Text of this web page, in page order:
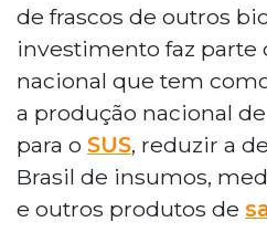
de frascos de outros
investimento faz parte
nacional que tem
a produção nacional
para o SUS, reduzir a
Brasil de insumos,
e outros produtos de